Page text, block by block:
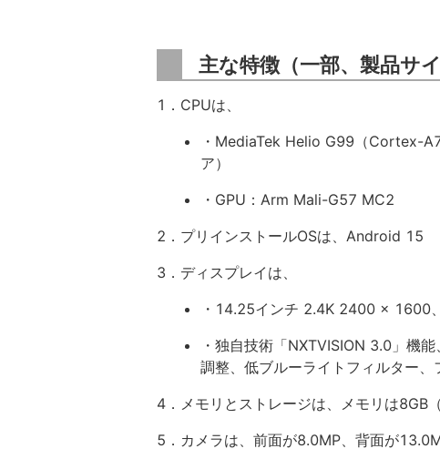
主な特徴（一部、製品サ
1．CPUは、
・MediaTek Helio G99（Cortex-
ア）
・GPU：Arm Mali-G57 MC2
2．プリインストールOSは、Android 15
3．ディスプレイは、
・14.25インチ 2.4K 2400 x 1600
・独自技術「NXTVISION 3.0」機
調整、低ブルーライトフィルター
4．メモリとストレージは、メモリは8GB
5．カメラは、前面が8.0MP、背面が